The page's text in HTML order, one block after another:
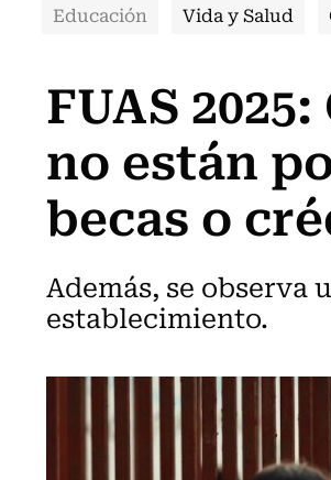
Educación Vida y Salud
FUAS
no están
becas o
Además, se
establecimiento.